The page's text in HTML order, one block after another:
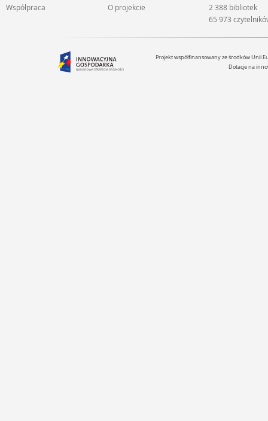
Współpraca O projekcie
2 388 bibliotek
65 973
Projekt współfinansowany ze środków Unii
Dotacje na